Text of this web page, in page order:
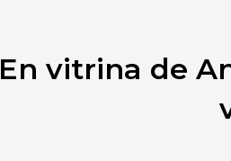
En vitrina de